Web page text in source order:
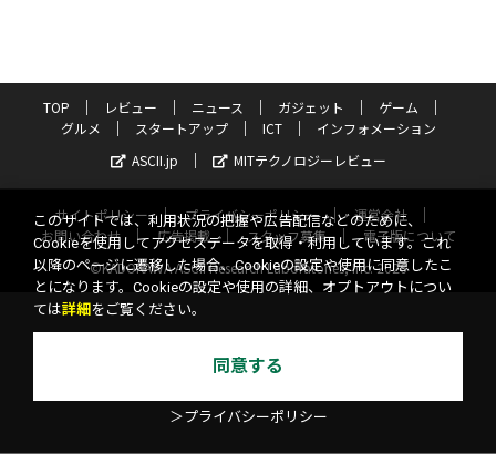
TOP レビュー ニュース ガジェット
ゲーム
グルメ
スタートアップ ICT
インフォメーション
ASCII.jp
MITテクノロジーレビュー
サイトポリシー プライバシーポリシー
運営会社
お問い合わせ
広告掲載 スタッフ募集
電子版について
©KADOKAWA ASCII Research Laboratories, Inc. 2026
このサイトでは、利用状況の把握や広告配信などのために、
Cookieを使用してアクセスデータを取得・利用しています。これ
以降のページに遷移した場合、Cookieの設定や使用に同意したこ
とになります。Cookieの設定や使用の詳細、オプトアウトについ
ては詳細 をご覧ください。
同意する
＞プライバシーポリシー